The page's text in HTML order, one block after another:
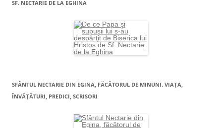
SF. NECTARIE DE LA EGHINA
SFÂNTUL NECTARIE DIN EGINA, FĂCĂTORUL DE MINUNI. VIAŢA,
ÎNVĂŢĂTURI, PREDICI, SCRISORI